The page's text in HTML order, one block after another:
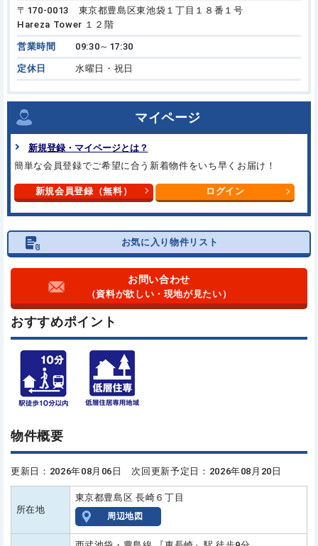
〒170-0013 東京都豊島区東池袋１丁目１８番１号
Hareza Tower １２階
営業時間 09:30～17:30
定休日 水曜日・祝日
マイページ
新規登録・マイページとは？
簡単な会員登録でご希望に合う 新着物件をいち早くお届け！
新規会員登録（無料） ログイン
お気に入り物件リスト
お問い合わせ
（資料が欲しい・現地が見たい）
おすすめポイント
物件概要
更新日：2026年08月06日 次回更新予定日：2026年08月20日
所在地
東京都豊島区 長崎６丁目
周辺地図